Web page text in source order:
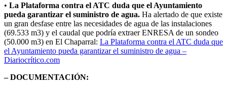
• La Plataforma contra el ATC duda que el Ayuntamiento
pueda garantizar el suministro de agua. Ha alertado de que existe
un gran desfase entre las necesidades de agua de las instalaciones
(69.533 m3) y el caudal que podría extraer ENRESA de un sondeo
(50.000 m3) en El Chaparral: La Plataforma contra el ATC duda que
el Ayuntamiento pueda garantizar el suministro de agua –
Diariocrítico.com
– DOCUMENTACIÓN: